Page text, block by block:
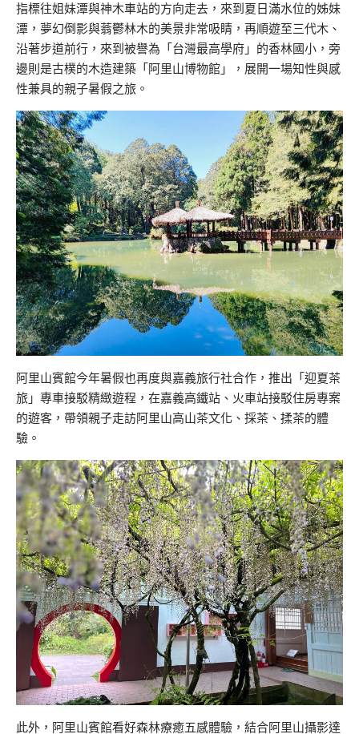
指標往姐妹潭與神木車站的方向走去，來到夏日滿水位的姊妹
潭，夢幻倒影與蓊鬱林木的美景非常吸睛，再順遊至三代木、
沿著步道前行，來到被譽為「台灣最高學府」的香林國小，旁
邊則是古樸的木造建築「阿里山博物館」，展開一場知性與感
性兼具的親子暑假之旅。
阿里山賓館今年暑假也再度與嘉義旅行社合作，推出「迎夏茶
旅」專車接駁精緻遊程，在嘉義高鐵站、火車站接駁住房專案
的遊客，帶領親子走訪阿里山高山茶文化、採茶、揉茶的體
驗。
此外，阿里山賓館看好森林療癒五感體驗，結合阿里山攝影達